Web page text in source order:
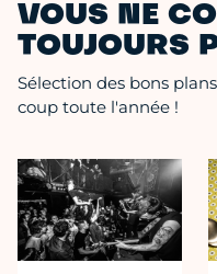
VOUS NE
TOUJOURS
Sélection des bons
coup toute l'année !